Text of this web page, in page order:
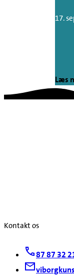
17.
Læs
Kontakt os
87 87 32